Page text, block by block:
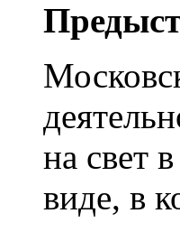
на свет
виде, в